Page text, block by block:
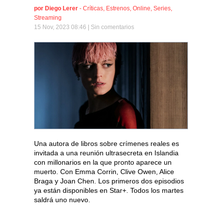
por Diego Lerer - Críticas, Estrenos, Online, Series,
Streaming
15 Nov, 2023 08:46 | Sin comentarios
Una autora de libros sobre crímenes reales es
invitada a una reunión ultrasecreta en Islandia
con millonarios en la que pronto aparece un
muerto. Con Emma Corrin, Clive Owen, Alice
Braga y Joan Chen. Los primeros dos episodios
ya están disponibles en Star+. Todos los martes
saldrá uno nuevo.